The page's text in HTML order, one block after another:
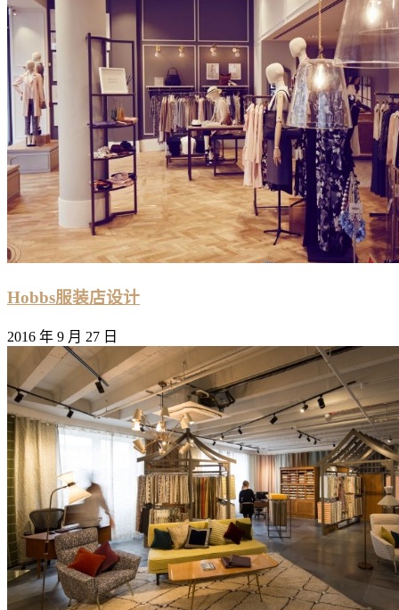
Hobbs服装店设计
2016 年 9 月 27 日